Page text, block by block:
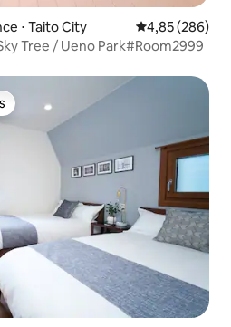
⋅ Taito City Évaluation
4,85 (286)
Tree / Ueno Park#Room2999